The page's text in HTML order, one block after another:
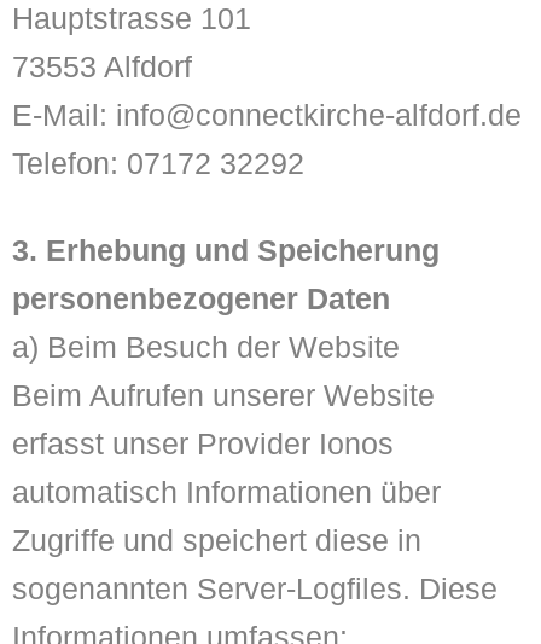
Hauptstrasse 101
73553 Alfdorf
E-Mail: info@connectkirche-alfdorf.de
Telefon: 07172 32292
3. Erhebung und Speicherung
personenbezogener Daten
a) Beim Besuch der Website
Beim Aufrufen unserer Website
erfasst unser Provider Ionos
automatisch Informationen über
Zugriffe und speichert diese in
sogenannten Server-Logfiles. Diese
Informationen umfassen: